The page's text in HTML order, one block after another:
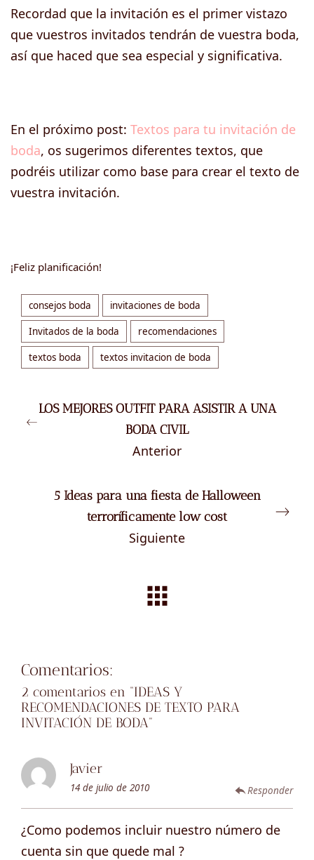
Recordad que la invitación es el primer vistazo
que vuestros invitados tendrán de vuestra boda,
así que haced que sea especial y significativa.
En el próximo post: Textos para tu invitación de
boda, os sugerimos diferentes textos, que
podréis utilizar como base para crear el texto de
vuestra invitación.
¡Feliz planificación!
consejos boda invitaciones de boda
Invitados de la boda recomendaciones
textos boda textos invitacion de boda
LOS MEJORES OUTFIT PARA ASISTIR A UNA
BODA CIVIL
Anterior
5 Ideas para una fiesta de Halloween
terroríficamente low cost
Siguiente
Comentarios:
2 comentarios en “IDEAS Y
RECOMENDACIONES DE TEXTO PARA
INVITACIÓN DE BODA”
Javier
14 de julio de 2010 Responder
¿Como podemos incluir nuestro número de
cuenta sin que quede mal ?